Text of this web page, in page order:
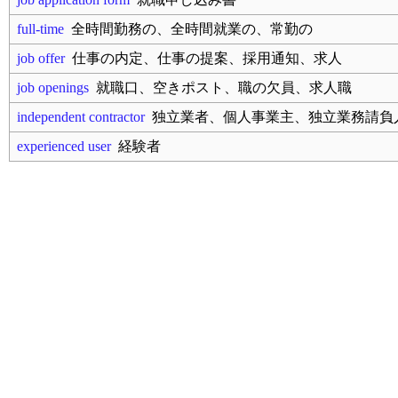
full-time 全時間勤務の、全時間就業の、常勤の
job offer仕事の内定、仕事の提案、採用通知、求人
job openings 就職口、空きポスト、職の欠員、求人職
independent contractor独立業者、個人事業主、独立業務請負
experienced user経験者